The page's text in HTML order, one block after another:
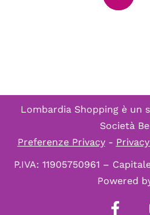
Lombardia Shopping è un
Società
Preferenze Privacy-
P.IVA: 11905750961 –
Powered